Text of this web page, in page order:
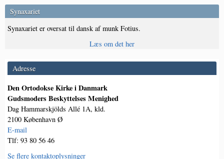
Synaxariet
Synaxariet er oversat til dansk af munk Fotius.
Læs om det her
Adresse
Den Ortodokse Kirke i Danmark
Gudsmoders Beskyttelses Menighed
Dag Hammarskjölds Allé 1A, kld.
2100 København Ø
E-mail
Tlf: 93 80 56 46
Se flere kontaktoplysninger